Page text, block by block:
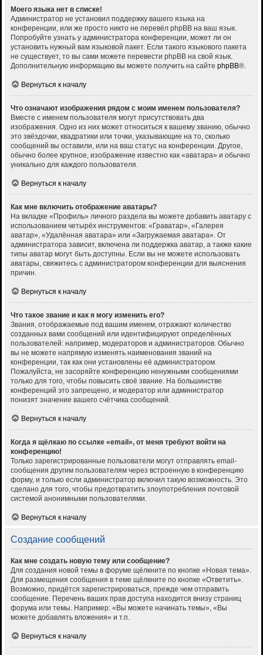
Моего языка нет в списке!
Администратор не установил поддержку вашего языка на
конференции, или же просто никто не перевёл phpBB на ваш язык.
Попробуйте узнать у администратора конференции, может ли он
установить нужный вам языковой пакет. Если такого языкового пакета
не существует, то вы сами можете перевести phpBB на свой язык.
Дополнительную информацию вы можете получить на сайте phpBB®.
Вернуться к началу
Что означают изображения рядом с моим именем пользователя?
Вместе с именем пользователя могут присутствовать два
изображения. Одно из них может относиться к вашему званию, обычно
это звёздочки, квадратики или точки, указывающие на то, сколько
сообщений вы оставили, или на ваш статус на конференции. Другое,
обычно более крупное, изображение известно как «аватара» и обычно
уникально для каждого пользователя.
Вернуться к началу
Как мне включить отображение аватары?
На вкладке «Профиль» личного раздела вы можете добавить аватару с
использованием четырёх инструментов: «Граватар», «Галерея
аватар», «Удалённая аватара» или «Загружаемая аватара». От
администратора зависит, включена ли поддержка аватар, а также какие
типы аватар могут быть доступны. Если вы не можете использовать
аватары, свяжитесь с администратором конференции для выяснения
причин.
Вернуться к началу
Что такое звание и как я могу изменить его?
Звания, отображаемые под вашим именем, отражают количество
созданных вами сообщений или идентифицируют определённых
пользователей: например, модераторов и администраторов. Обычно
вы не можете напрямую изменять наименования званий на
конференции, так как они установлены её администратором.
Пожалуйста, не засоряйте конференцию ненужными сообщениями
только для того, чтобы повысить своё звание. На большинстве
конференций это запрещено, и модератор или администратор
понизят значение вашего счётчика сообщений.
Вернуться к началу
Когда я щёлкаю по ссылке «email», от меня требуют войти на
конференцию!
Только зарегистрированные пользователи могут отправлять email-
сообщения другим пользователям через встроенную в конференцию
форму, и только если администратор включил такую возможность. Это
сделано для того, чтобы предотвратить злоупотребления почтовой
системой анонимными пользователями.
Вернуться к началу
Создание сообщений
Как мне создать новую тему или сообщение?
Для создания новой темы в форуме щёлкните по кнопке «Новая тема».
Для размещения сообщения в теме щёлкните по кнопке «Ответить».
Возможно, придётся зарегистрироваться, прежде чем отправить
сообщение. Перечень ваших прав доступа находится внизу страниц
форума или темы. Например: «Вы можете начинать темы», «Вы
можете добавлять вложения» и т.п.
Вернуться к началу